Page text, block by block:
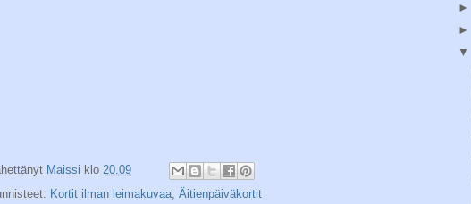
Maissi klo 20.09
Kortit ilman leimakuvaa Äitienpäiväkortit
►
►
▼